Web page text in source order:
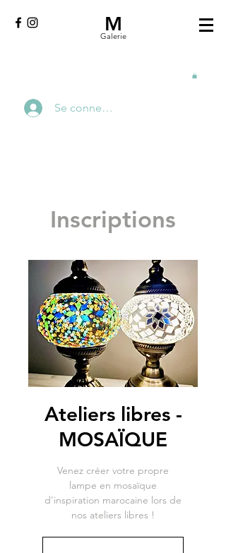
M
Galerie
Se connecter
Inscriptions
Ateliers libres -
MOSAÏQUE
Venez créer votre propre
lampe en mosaïque
d'inspiration marocaine lors de
nos ateliers libres !